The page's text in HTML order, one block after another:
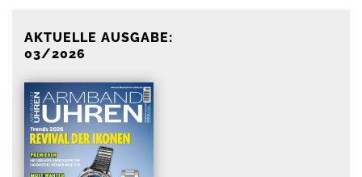
AKTUELLE AUSGABE:
03/2026